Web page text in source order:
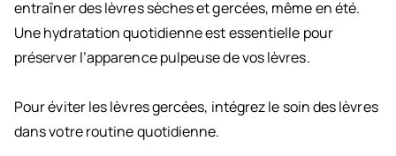
entraîner des lèvres sèches et gercées, même en été.
Une hydratation quotidienne est essentielle pour
préserver l’apparence pulpeuse de vos lèvres.
Pour éviter les lèvres gercées, intégrez le soin des lèvres
dans votre routine quotidienne.